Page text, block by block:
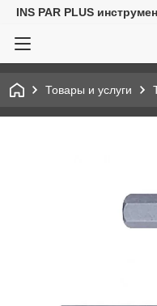
INS PAR PLUS
Товары и услуги